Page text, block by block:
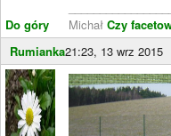
Do góry
Michał Czy
Rumianka21:23, 13 wrz 2015